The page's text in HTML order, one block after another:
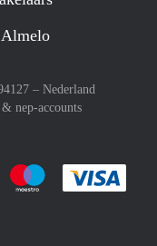
Almelo
– Nederland
& nep-accounts
af met Paypal
Je rekent gemakkelijk af met
Je rekent